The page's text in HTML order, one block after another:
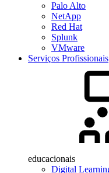
Palo Alto
NetApp
Red Hat
Splunk
VMware
Serviços Profissionais
educacionais
Digital